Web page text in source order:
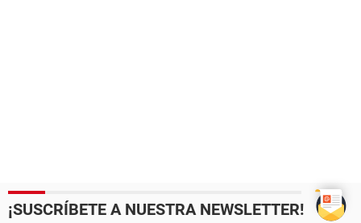
¡SUSCRÍBETE A NUESTRA NEWSLETTER!